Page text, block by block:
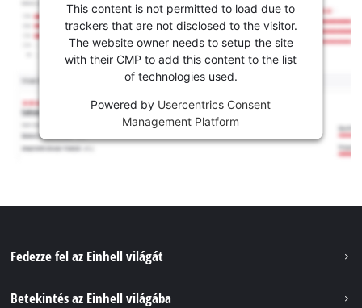
This content is not permitted to load due to
trackers that are not disclosed to the visitor.
The website owner needs to setup the site
with their CMP to add this content to the list
of technologies used.
Powered by Usercentrics Consent
Management Platform
Fedezze fel az Einhell világát
Betekintés az Einhell világába